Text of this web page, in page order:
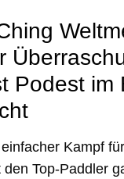
Podest im
Kampf
den Top-Paddler